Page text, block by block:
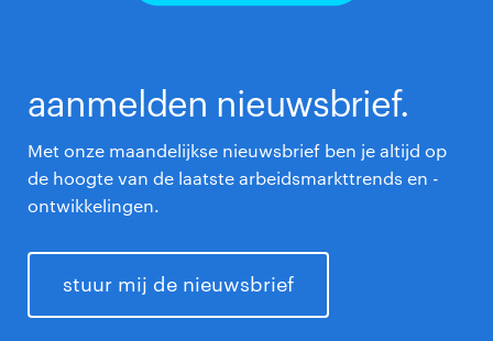
aanmelden nieuwsbrief.
Met onze maandelijkse nieuwsbrief ben je altijd op
de hoogte van de laatste arbeidsmarkttrends en -
ontwikkelingen.
stuur mij de nieuwsbrief